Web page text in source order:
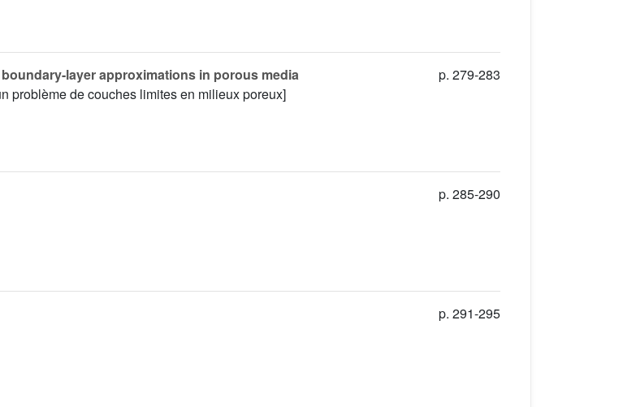
layer approximations in porous media
problème de couches limites en milieux poreux]
p. 279-283
p. 285-290
p. 291-295